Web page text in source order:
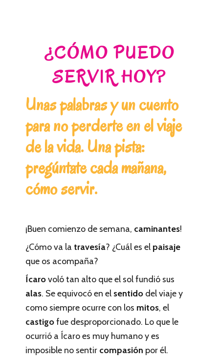
¿CÓMO PUEDO
SERVIR HOY?
Unas palabras y un cuento
para no perderte en el viaje
de la vida. Una pista:
pregúntate cada mañana,
cómo servir.
¡Buen comienzo de semana, caminantes!
¿Cómo va la travesía? ¿Cuál es el paisaje
que os acompaña?
Ícarovoló tan alto que el sol fundió sus
alas. Se equivocó en el sentido del viaje y
como siempre ocurre con los mitos, el
castigofue desproporcionado. Lo que le
ocurrió a Ícaro es muy humano y es
imposible no sentir compasión por él.